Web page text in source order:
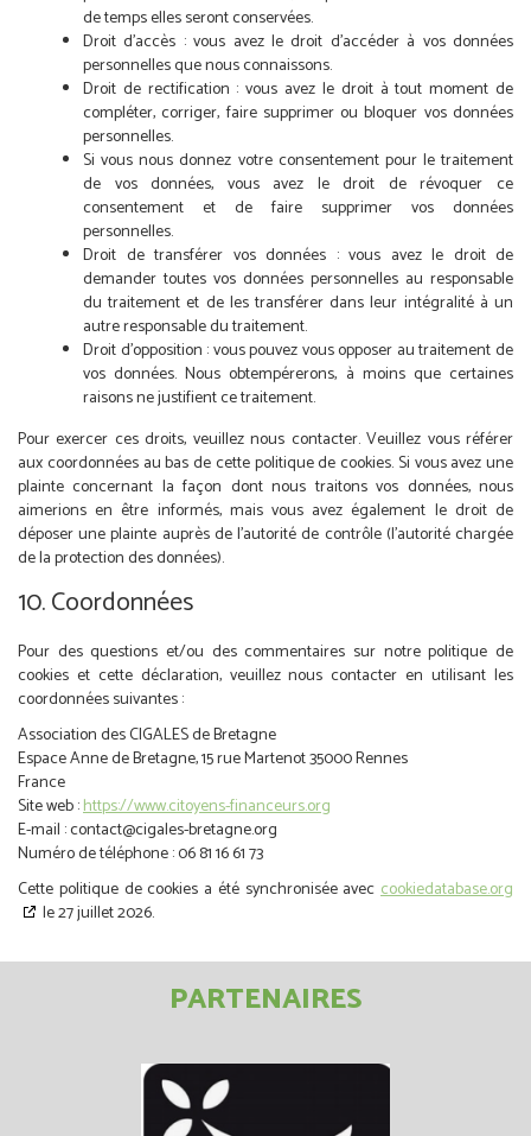
de temps elles seront conservées.
Droit d’accès : vous avez le droit d’accéder à vos données
personnelles que nous connaissons.
Droit de rectification : vous avez le droit à tout moment de
compléter, corriger, faire supprimer ou bloquer vos données
personnelles.
Si vous nous donnez votre consentement pour le traitement
de vos données, vous avez le droit de révoquer ce
consentement et de faire supprimer vos données
personnelles.
Droit de transférer vos données : vous avez le droit de
demander toutes vos données personnelles au responsable
du traitement et de les transférer dans leur intégralité à un
autre responsable du traitement.
Droit d’opposition : vous pouvez vous opposer au traitement de
vos données. Nous obtempérerons, à moins que certaines
raisons ne justifient ce traitement.
Pour exercer ces droits, veuillez nous contacter. Veuillez vous référer
aux coordonnées au bas de cette politique de cookies. Si vous avez une
plainte concernant la façon dont nous traitons vos données, nous
aimerions en être informés, mais vous avez également le droit de
déposer une plainte auprès de l’autorité de contrôle (l’autorité chargée
de la protection des données).
10. Coordonnées
Pour des questions et/ou des commentaires sur notre politique de
cookies et cette déclaration, veuillez nous contacter en utilisant les
coordonnées suivantes :
Association des CIGALES de Bretagne
Espace Anne de Bretagne, 15 rue Martenot 35000 Rennes
France
Site web :https://www.citoyens-financeurs.org
E-mail :contact@cigales-bretagne.org
Numéro de téléphone : 06 81 16 61 73
Cette politique de cookies a été synchronisée avec cookiedatabase.org
le 27 juillet 2026.
PARTENAIRES